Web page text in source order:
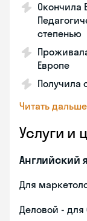
Окончила
степенью
Европе
Получила
Читать дальше
Услуги и
Английский
Для
Деловой - для